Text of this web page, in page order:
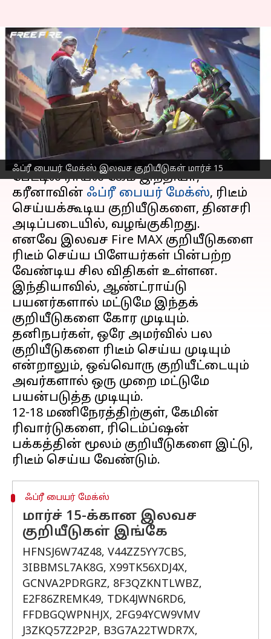
ஃப்ரீ பையர் மேக்ஸ் இலவச குறியீடுகள் மார்ச் 15
மார்ச் 15க்கான Free Fire
MAX இலவச குறியீடுகள்:
பெறுவதற்கான
வழிமுறைகள்
எழுதியவர் Siranjeevi Mar 15, 2023 10:33 am
செய்தி முன்னோட்டம்
பேட்டில் ராயல் கேம் இந்தியா,
கரீனாவின் ஃப்ரீ பையர் மேக்ஸ், ரிடீம்
செய்யக்கூடிய குறியீடுகளை, தினசரி
அடிப்படையில், வழங்குகிறது.
எனவே இலவச Fire MAX குறியீடுகளை
ரிடீம் செய்ய பிளேயர்கள் பின்பற்ற
வேண்டிய சில விதிகள் உள்ளன.
இந்தியாவில், ஆண்ட்ராய்டு
பயனர்களால் மட்டுமே இந்தக்
குறியீடுகளை கோர முடியும்.
தனிநபர்கள், ஒரே அமர்வில் பல
குறியீடுகளை ரிடீம் செய்ய முடியும்
என்றாலும், ஒவ்வொரு குறியீட்டையும்
அவர்களால் ஒரு முறை மட்டுமே
பயன்படுத்த முடியும்.
12-18 மணிநேரத்திற்குள், கேமின்
ரிவார்டுகளை, ரிடெம்ப்ஷன்
பக்கத்தின் மூலம் குறியீடுகளை இட்டு,
ஃப்ரீ பையர் மேக்ஸ்
மார்ச் 15-க்கான இலவச
குறியீடுகள் இங்கே
HFNSJ6W74Z48, V44ZZ5YY7CBS,
3IBBMSL7AK8G, X99TK56XDJ4X,
GCNVA2PDRGRZ, 8F3QZKNTLWBZ,
E2F86ZREMK49, TDK4JWN6RD6,
FFDBGQWPNHJX, 2FG94YCW9VMV
J3ZKQ57Z2P2P, B3G7A22TWDR7X,